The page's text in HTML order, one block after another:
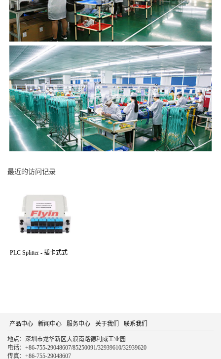
最近的访问记录
PLC Splitter - 插卡式式
产品中心 新闻中心 服务中心 关于我们 联系我们
地点：深圳市龙华新区大浪南路德利威工业园
电话：+86-755-29048607/85250091/32939610/32939620
传真：+86-755-29048607